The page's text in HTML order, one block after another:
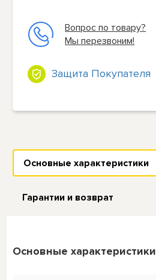
Вопрос по товару?
Мы перезвоним!
Защита Покупателя
Основные характеристики
Гарантии и возврат
Основные характеристики